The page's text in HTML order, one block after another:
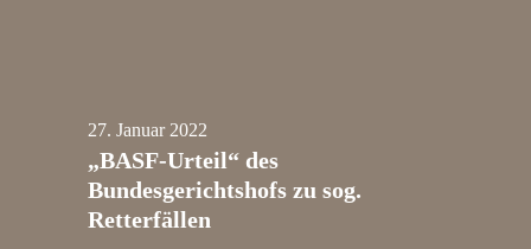
27. Januar 2022
„BASF-Urteil“ des
Bundesgerichtshofs zu sog.
Retterfällen